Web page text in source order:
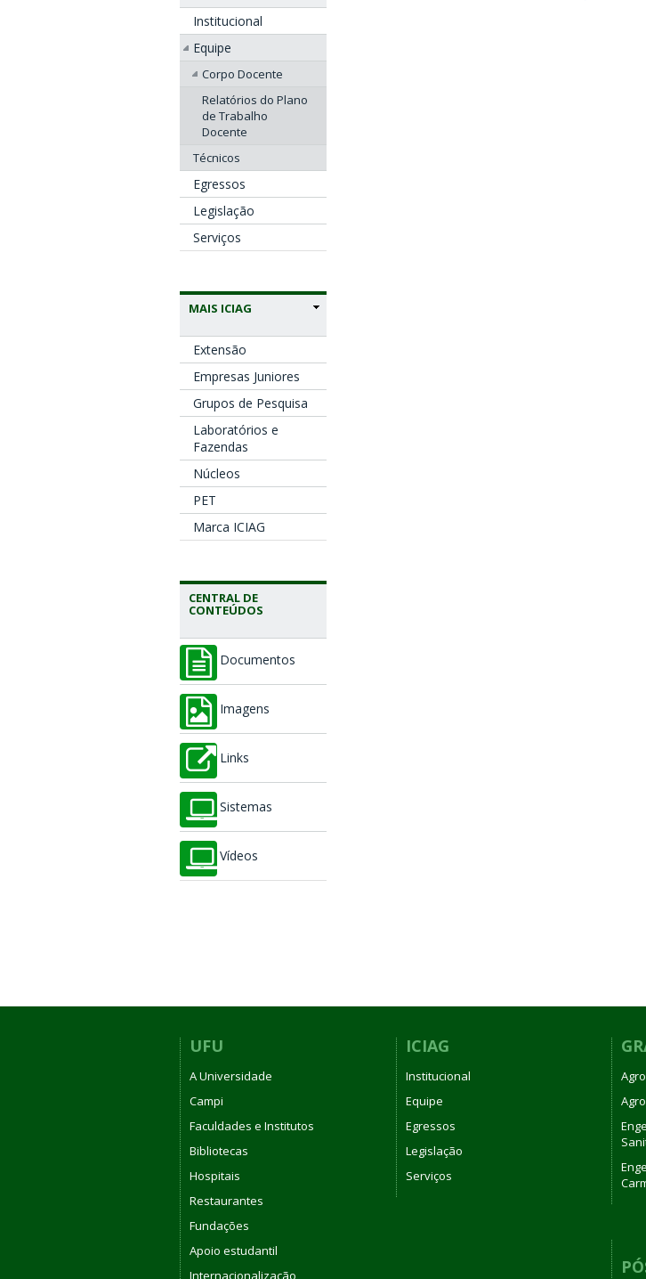
Institucional
Equipe
Corpo Docente
Relatórios do Plano
de Trabalho
Docente
Técnicos
Egressos
Legislação
Serviços
MAIS ICIAG
Extensão
Empresas Juniores
Grupos de Pesquisa
Laboratórios e
Fazendas
Núcleos
PET
Marca ICIAG
CENTRAL DE
CONTEÚDOS
Documentos
Imagens
Links
Sistemas
Vídeos
UFU
A Universidade
Campi
Faculdades e Institutos
Bibliotecas
Hospitais
Restaurantes
Fundações
Apoio estudantil
Internacionalização
ICIAG
Institucional
Equipe
Egressos
Legislação
Serviços